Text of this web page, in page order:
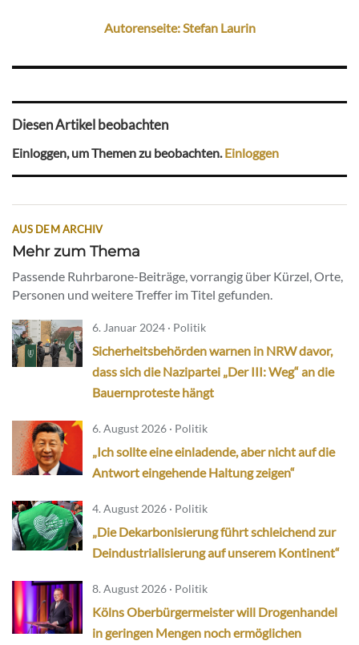
Autorenseite: Stefan Laurin
Diesen Artikel beobachten
Einloggen, um Themen zu beobachten.Einloggen
AUS DEM ARCHIV
Mehr zum Thema
Passende Ruhrbarone-Beiträge, vorrangig über Kürzel, Orte,
Personen und weitere Treffer im Titel gefunden.
6. Januar 2024 · Politik
Sicherheitsbehörden warnen in NRW davor,
dass sich die Nazipartei „Der III: Weg“ an die
Bauernproteste hängt
6. August 2026 · Politik
„Ich sollte eine einladende, aber nicht auf die
Antwort eingehende Haltung zeigen“
4. August 2026 · Politik
„Die Dekarbonisierung führt schleichend zur
Deindustrialisierung auf unserem Kontinent“
8. August 2026 · Politik
Kölns Oberbürgermeister will Drogenhandel
in geringen Mengen noch ermöglichen